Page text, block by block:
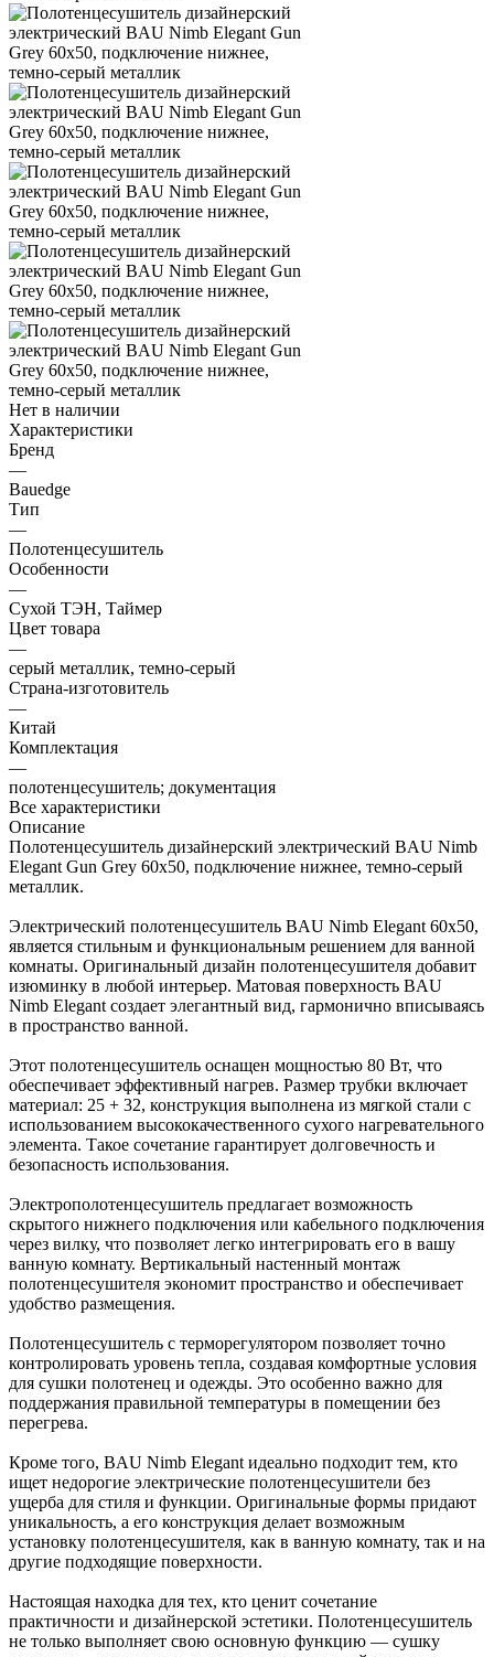
Нет в наличии
Характеристики
Бренд
—
Bauedge
Тип
—
Полотенцесушитель
Особенности
—
Сухой ТЭН, Таймер
Цвет товара
—
серый металлик, темно-серый
Страна-изготовитель
—
Китай
Комплектация
—
полотенцесушитель; документация
Все характеристики
Описание
Полотенцесушитель дизайнерский электрический BAU Nimb
Elegant Gun Grey 60х50, подключение нижнее, темно-серый
металлик.
Электрический полотенцесушитель BAU Nimb Elegant 60х50,
является стильным и функциональным решением для ванной
комнаты. Оригинальный дизайн полотенцесушителя добавит
изюминку в любой интерьер. Матовая поверхность BAU
Nimb Elegant создает элегантный вид, гармонично вписываясь
в пространство ванной.
Этот полотенцесушитель оснащен мощностью 80 Вт, что
обеспечивает эффективный нагрев. Размер трубки включает
материал: 25 + 32, конструкция выполнена из мягкой стали с
использованием высококачественного сухого нагревательного
элемента. Такое сочетание гарантирует долговечность и
безопасность использования.
Электрополотенцесушитель предлагает возможность
скрытого нижнего подключения или кабельного подключения
через вилку, что позволяет легко интегрировать его в вашу
ванную комнату. Вертикальный настенный монтаж
полотенцесушителя экономит пространство и обеспечивает
удобство размещения.
Полотенцесушитель с терморегулятором позволяет точно
контролировать уровень тепла, создавая комфортные условия
для сушки полотенец и одежды. Это особенно важно для
поддержания правильной температуры в помещении без
перегрева.
Кроме того, BAU Nimb Elegant идеально подходит тем, кто
ищет недорогие электрические полотенцесушители без
ущерба для стиля и функции. Оригинальные формы придают
уникальность, а его конструкция делает возможным
установку полотенцесушителя, как в ванную комнату, так и на
другие подходящие поверхности.
Настоящая находка для тех, кто ценит сочетание
практичности и дизайнерской эстетики. Полотенцесушитель
не только выполняет свою основную функцию — сушку